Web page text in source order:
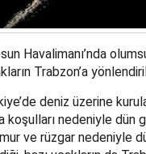
Havalimanı’nda
Trabzon’a
deniz üzerine
koşulları nedeniyle dün
ve rüzgar nedeniyle